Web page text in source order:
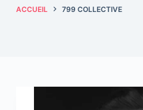
ACCUEIL 799 COLLECTIVE